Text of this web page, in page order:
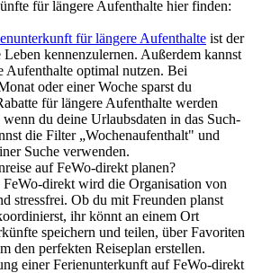
für längere Aufenthalte hier finden:
für längere Aufenthalte ist der
Leben kennenzulernen. Außerdem kannst
Aufenthalte optimal nutzen. Bei
oder einer Woche sparst du
für längere Aufenthalte werden
du deine Urlaubsdaten in das Such-
die Filter „Wochenaufenthalt" und
Suche verwenden.
auf FeWo-direkt planen?
direkt wird die Organisation von
stressfrei. Ob du mit Freunden planst
ihr könnt an einem Ort
speichern und teilen, über Favoriten
den perfekten Reiseplan erstellen.
einer Ferienunterkunft auf FeWo-direkt